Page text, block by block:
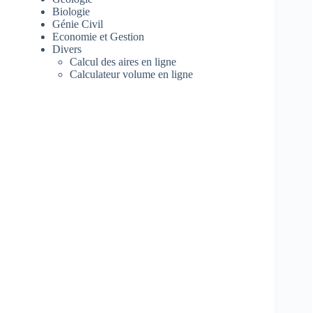
Biologie
Génie Civil
Economie et Gestion
Divers
Calcul des aires en ligne
Calculateur volume en ligne